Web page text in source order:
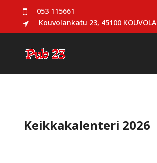
053 115661
Kouvolankatu 23, 45100 KOUVOLA
Keikkakalenteri 2026